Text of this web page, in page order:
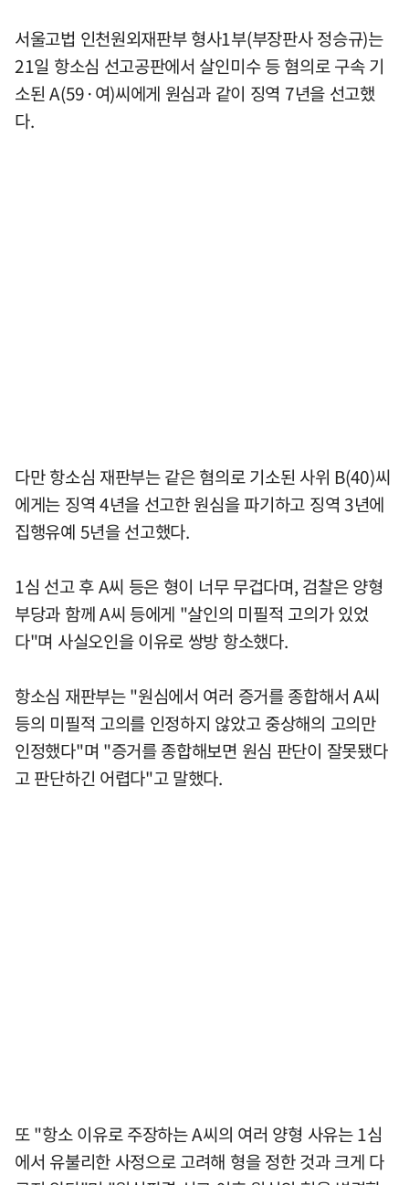
서울고법 인천원외재판부 형사1부(부장판사 정승규)는
21일 항소심 선고공판에서 살인미수 등 혐의로 구속 기
소된 A(59·여)씨에게 원심과 같이 징역 7년을 선고했
다.
다만 항소심 재판부는 같은 혐의로 기소된 사위 B(40)씨
에게는 징역 4년을 선고한 원심을 파기하고 징역 3년에
집행유예 5년을 선고했다.
1심 선고 후 A씨 등은 형이 너무 무겁다며, 검찰은 양형
부당과 함께 A씨 등에게 "살인의 미필적 고의가 있었
다"며 사실오인을 이유로 쌍방 항소했다.
항소심 재판부는 "원심에서 여러 증거를 종합해서 A씨
등의 미필적 고의를 인정하지 않았고 중상해의 고의만
인정했다"며 "증거를 종합해보면 원심 판단이 잘못됐다
고 판단하긴 어렵다"고 말했다.
또 "항소 이유로 주장하는 A씨의 여러 양형 사유는 1심
에서 유불리한 사정으로 고려해 형을 정한 것과 크게 다